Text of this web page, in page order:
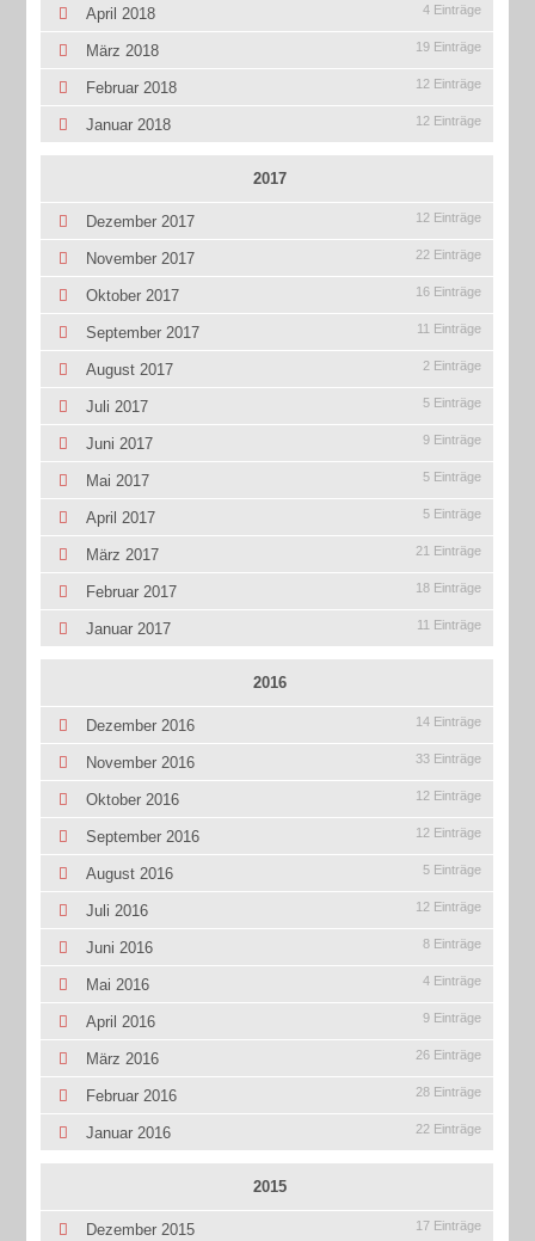
April 2018 4 Einträge
März 2018 19 Einträge
Februar 2018 12 Einträge
Januar 2018 12 Einträge
2017
Dezember 2017 12 Einträge
November 2017 22 Einträge
Oktober 2017 16 Einträge
September 2017 11 Einträge
August 2017 2 Einträge
Juli 2017 5 Einträge
Juni 2017 9 Einträge
Mai 2017 5 Einträge
April 2017 5 Einträge
März 2017 21 Einträge
Februar 2017 18 Einträge
Januar 2017 11 Einträge
2016
Dezember 2016 14 Einträge
November 2016 33 Einträge
Oktober 2016 12 Einträge
September 2016 12 Einträge
August 2016 5 Einträge
Juli 2016 12 Einträge
Juni 2016 8 Einträge
Mai 2016 4 Einträge
April 2016 9 Einträge
März 2016 26 Einträge
Februar 2016 28 Einträge
Januar 2016 22 Einträge
2015
Dezember 2015 17 Einträge